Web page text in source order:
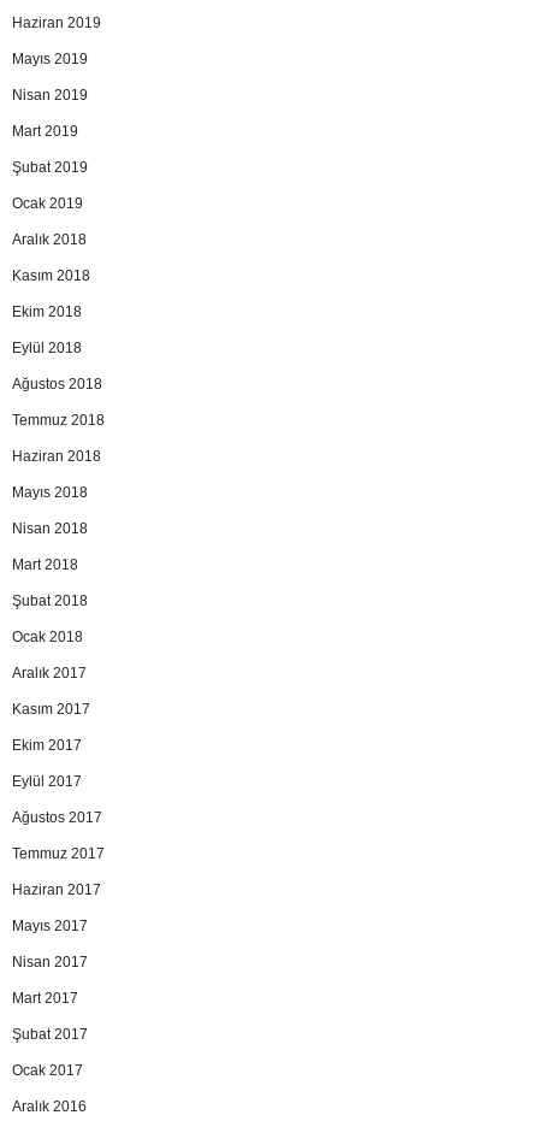
Haziran 2019
Mayıs 2019
Nisan 2019
Mart 2019
Şubat 2019
Ocak 2019
Aralık 2018
Kasım 2018
Ekim 2018
Eylül 2018
Ağustos 2018
Temmuz 2018
Haziran 2018
Mayıs 2018
Nisan 2018
Mart 2018
Şubat 2018
Ocak 2018
Aralık 2017
Kasım 2017
Ekim 2017
Eylül 2017
Ağustos 2017
Temmuz 2017
Haziran 2017
Mayıs 2017
Nisan 2017
Mart 2017
Şubat 2017
Ocak 2017
Aralık 2016